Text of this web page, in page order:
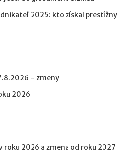
2025: kto získal prestížny
– zmeny
2026
roku 2026 a zmena od roku 2027